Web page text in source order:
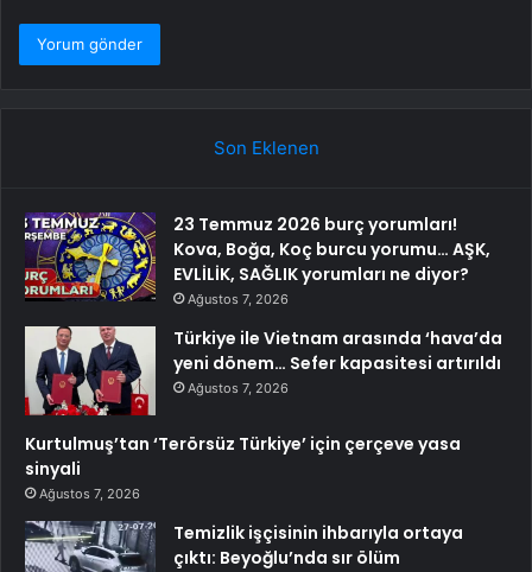
Son Eklenen
23 Temmuz 2026 burç yorumları!
Kova, Boğa, Koç burcu yorumu… AŞK,
EVLİLİK, SAĞLIK yorumları ne diyor?
Ağustos 7, 2026
Türkiye ile Vietnam arasında ‘hava’da
yeni dönem… Sefer kapasitesi artırıldı
Ağustos 7, 2026
Kurtulmuş’tan ‘Terörsüz Türkiye’ için çerçeve yasa
sinyali
Ağustos 7, 2026
Temizlik işçisinin ihbarıyla ortaya
çıktı: Beyoğlu’nda sır ölüm